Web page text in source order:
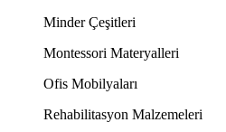
Minder Çeşitleri
Montessori Materyalleri
Ofis Mobilyaları
Rehabilitasyon Malzemeleri